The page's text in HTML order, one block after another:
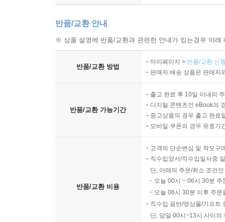
반품/교환 안내
※ 상품 설명에 반품/교환과 관련한 안내가 있는경우 아
반품/교환 방법
마이페이지 > 반품/교환 신
판매자 배송 상품은 판매자
반품/교환 가능기간
출고 완료 후 10일 이내의
디지털 콘텐츠인 eBook의
중고상품의 경우 출고 완료
모바일 쿠폰의 경우 유효기
반품/교환 비용
고객의 단순변심 및 착오구
직수입양서/직수입일서중
단, 아래의 주문/취소 조건
오늘 00시 ~ 06시 30분
오늘 06시 30분 이후 주
직수입 음반/영상물/기프트
단, 당일 00시~13시 사이의